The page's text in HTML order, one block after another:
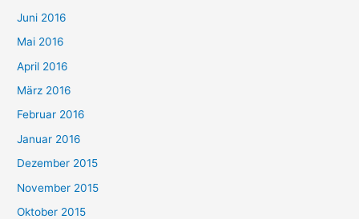
Juni 2016
Mai 2016
April 2016
März 2016
Februar 2016
Januar 2016
Dezember 2015
November 2015
Oktober 2015